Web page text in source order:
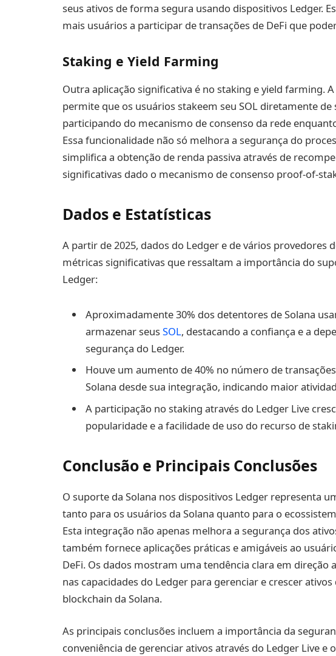
seus ativos de forma segura usando dispositivos Ledger.
mais usuários a participar de transações de DeFi que
Staking e Yield Farming
Outra aplicação significativa é no staking e yield farming.
permite que os usuários stakeem seu SOL diretamente
participando do mecanismo de consenso da rede
Essa funcionalidade não só melhora a segurança do
simplifica a obtenção de renda passiva através de
significativas dado o mecanismo de consenso proof-of-
Dados e Estatísticas
A partir de 2025, dados do Ledger e de vários provedores
métricas significativas que ressaltam a importância do
Ledger:
Aproximadamente 30% dos detentores de Solana
armazenar seusSOL, destacando a confiança e a
segurança do Ledger.
Houve um aumento de 40% no número de
Solana desde sua integração, indicando maior
A participação no staking através do Ledger Live
popularidade e a facilidade de uso do recurso de
Conclusão e Principais Conclusões
O suporte da Solana nos dispositivos Ledger representa
tanto para os usuários da Solana quanto para o
Esta integração não apenas melhora a segurança dos
também fornece aplicações práticas e amigáveis ao
DeFi. Os dados mostram uma tendência clara em direção
nas capacidades do Ledger para gerenciar e crescer
blockchain da Solana.
As principais conclusões incluem a importância da
conveniência de gerenciar ativos através do Ledger Live e